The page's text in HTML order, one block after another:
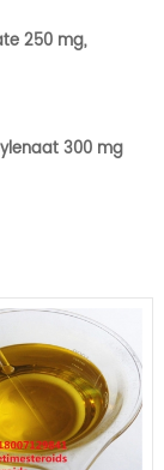
250 mg,
300 mg